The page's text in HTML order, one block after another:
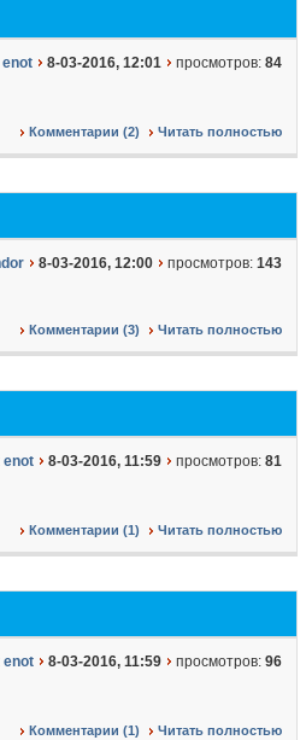
enot 8-03-2016, 12:01 просмотров: 84
Комментарии (2) Читать полностью
8-03-2016, 12:00 просмотров: 143
Комментарии (3) Читать полностью
enot 8-03-2016, 11:59 просмотров: 81
Комментарии (1) Читать полностью
enot 8-03-2016, 11:59 просмотров: 96
Комментарии (1) Читать полностью